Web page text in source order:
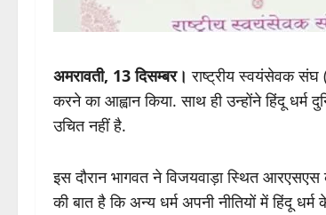
अमरावती, 13 दिसम्बर। राष्ट्रीय स्वयंसेवक संघ
करने का आह्वान किया. साथ ही उन्होंने हिंदू धर्म
उचित नहीं है.
इस दौरान भागवत ने विजयवाड़ा स्थित
की बात है कि अन्य धर्म अपनी नीतियों में हिंदू